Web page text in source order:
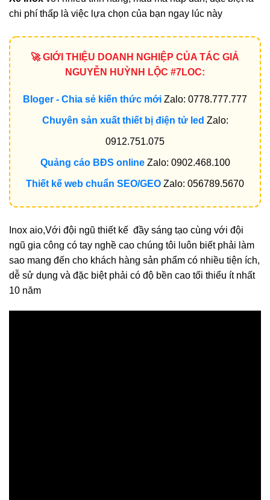
chi phí thấp là việc lựa chọn của bạn ngay lúc này
🚀 GIỚI THIỆU DOANH NGHIỆP CỦA TÁC GIẢ
NGUYỄN HUỲNH LỘC #7LOC:
Bloger - Chia sẻ kiến thức mới Zalo: 0778.777.777
Chuyên sản xuất thiết bị điện tử led Zalo:
0912.751.075
Quảng cáo BĐS onlineZalo: 0902.468.100
Thiết kế web chuẩn SEO/GEO Zalo: 056789.5670
Inox aio,Với đội ngũ thiết kế đầy sáng tạo cùng với đội
ngũ gia công có tay nghề cao chúng tôi luôn biết phải làm
sao mang đến cho khách hàng sản phẩm có nhiều tiện ích,
dễ sử dụng và đặc biệt phải có độ bền cao tối thiểu ít nhất
10 năm